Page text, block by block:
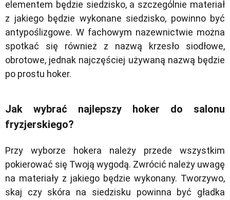
elementem będzie siedzisko, a szczególnie materiał
z jakiego będzie wykonane siedzisko, powinno być
antypoślizgowe. W fachowym nazewnictwie można
spotkać się również z nazwą krzesło siodłowe,
obrotowe, jednak najczęściej używaną nazwą będzie
po prostu hoker.
Jak wybrać najlepszy hoker do salonu
fryzjerskiego?
Przy wyborze hokera należy przede wszystkim
pokierować się Twoją wygodą. Zwrócić należy uwagę
na materiały z jakiego będzie wykonany. Tworzywo,
skaj czy skóra na siedzisku powinna być gładka